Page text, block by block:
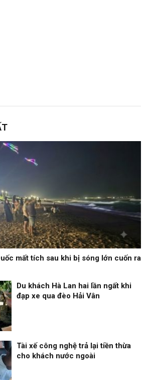
mất tích sau khi bị sóng lớn cuốn ra
Du khách Hà Lan hai lần ngất khi
đạp xe qua đèo Hải Vân
Tài xế công nghệ trả lại tiền thừa
cho khách nước ngoài